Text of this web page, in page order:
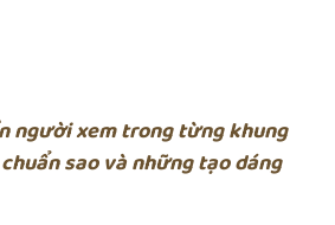
người xem trong từng khung
sao và những tạo dáng